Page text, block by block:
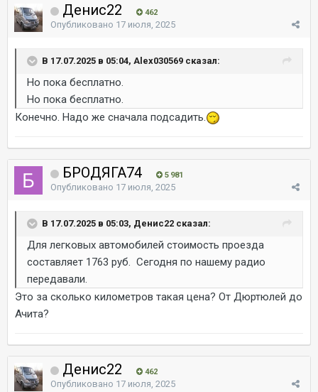
Денис22 462
Опубликовано 17 июля, 2025
В 17.07.2025 в 05:04, Alex030569 сказал:
Но пока бесплатно.
Но пока бесплатно.
Конечно. Надо же сначала подсадить.
БРОДЯГА74 5 981
Опубликовано 17 июля, 2025
В 17.07.2025 в 05:03, Денис22 сказал:
Для легковых автомобилей стоимость проезда
составляет 1763 руб. Сегодня по нашему радио
передавали.
Это за сколько километров такая цена? От Дюртюлей до
Ачита?
Денис22 462
Опубликовано 17 июля, 2025